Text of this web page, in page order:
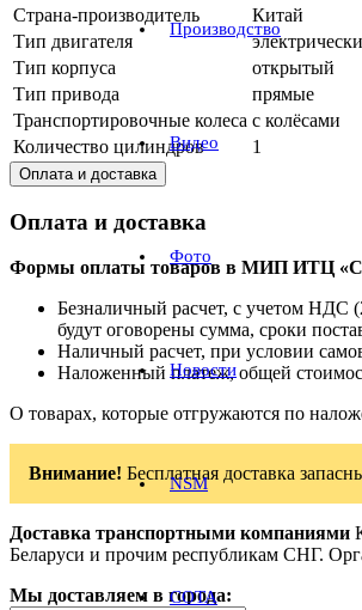
Производство
Видео
Фото
Новости
NSM
СОТА
Страна-производитель
Китай
Тип двигателя
Тип корпуса
открытый
Тип привода
прямые
Транспортировочные колеса с колёсами
Количество цилиндров
1
Оплата и доставка
Оплата и доставка
Формы оплаты товаров в МИП ИТЦ
Безналичный расчет, с учетом НДС
будут оговорены сумма, сроки
Наличный расчет, при условии
Наложенный платеж, общей
О товарах, которые отгружаются по
Внимание! Бесплатная доставка
Доставка транспортными компаниями
Беларуси и прочим республикам СНГ.
Мы доставляем в города: